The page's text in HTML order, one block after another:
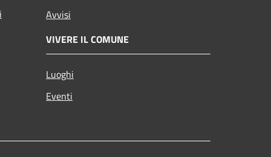
Avvisi
VIVERE IL COMUNE
Luoghi
Eventi